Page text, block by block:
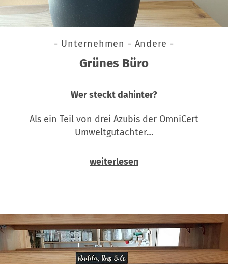
- Unternehmen - Andere -
Grünes Büro
Wer steckt dahinter?
Als ein Teil von drei Azubis der OmniCert
Umweltgutachter…
weiterlesen